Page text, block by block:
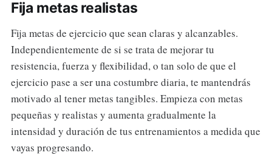
Fija metas realistas
Fija metas de ejercicio que sean claras y alcanzables.
Independientemente de si se trata de mejorar tu
resistencia, fuerza y flexibilidad, o tan solo de que el
ejercicio pase a ser una costumbre diaria, te mantendrás
motivado al tener metas tangibles. Empieza con metas
pequeñas y realistas y aumenta gradualmente la
intensidad y duración de tus entrenamientos a medida que
vayas progresando.